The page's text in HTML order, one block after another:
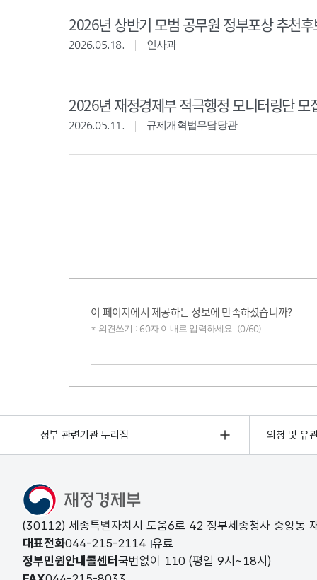
2026년 상반기 모범 공무원 정부포상 추천
2026.05.18. 인사과
2026년 재정경제부 적극행정 모니터링단 모
2026.05.11. 규제개혁법무담당관
이 페이지에서 제공하는 정보에 만족하셨습니까?
* 의견쓰기 : 60자 이내로 입력하세요. (0/60)
정부 관련기관 누리집 외청 및 유
(30112) 세종특별자치시 도움6로 42 정부세종청사 중앙동
대표전화044-215-2114 유료
정부민원안내콜센터 국번없이 110 (평일 9시~18시)